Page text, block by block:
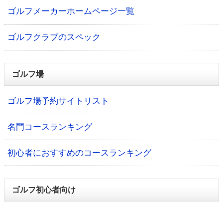
ゴルフメーカーホームページ一覧
ゴルフクラブのスペック
ゴルフ場
ゴルフ場予約サイトリスト
名門コースランキング
初心者におすすめのコースランキング
ゴルフ初心者向け